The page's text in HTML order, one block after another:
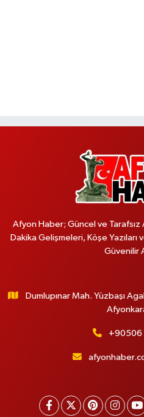
Afyon Haber; Güncel ve
Dakika Gelişmeleri, Köşe
Güvenilir
Dumlupınar Mah. Yüzbaşı
+90506